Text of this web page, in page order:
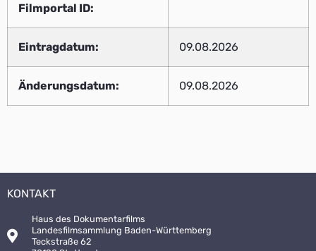
Filmportal ID:
Eintragdatum: 09.08.2026
Änderungsdatum: 09.08.2026
KONTAKT
Haus des Dokumentarfilms
Landesfilmsammlung Baden-Württemberg
Teckstraße 62